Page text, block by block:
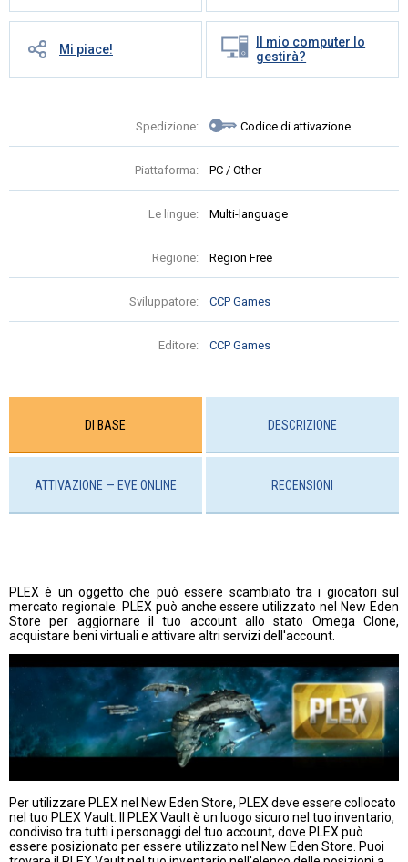
Mi piace!
Il mio computer lo
gestirà?
Spedizione: Codice di attivazione
Piattaforma: PC / Other
Le lingue: Multi-language
Regione: Region Free
Sviluppatore: CCP Games
Editore: CCP Games
DI BASE DESCRIZIONE
ATTIVAZIONE — EVE ONLINE RECENSIONI
PLEX è un oggetto che può essere scambiato tra i giocatori sul
mercato regionale. PLEX può anche essere utilizzato nel New Eden
Store per aggiornare il tuo account allo stato Omega Clone,
acquistare beni virtuali e attivare altri servizi dell'account.
Per utilizzare PLEX nel New Eden Store, PLEX deve essere collocato
nel tuo PLEX Vault. Il PLEX Vault è un luogo sicuro nel tuo inventario,
condiviso tra tutti i personaggi del tuo account, dove PLEX può
essere posizionato per essere utilizzato nel New Eden Store. Puoi